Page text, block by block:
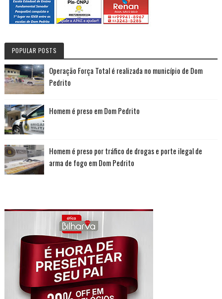
POPULAR POSTS
Operação Força Total é realizada no município de Dom
Pedrito
Homem é preso em Dom Pedrito
Homem é preso por tráfico de drogas e porte ilegal de
arma de fogo em Dom Pedrito